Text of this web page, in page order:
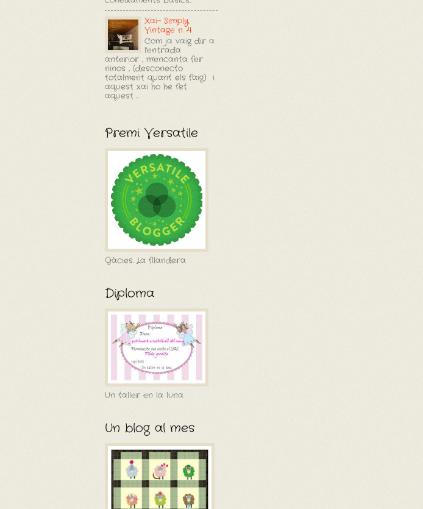
Xai- Simply
Vintage n. 4
Com ja vaig dir a
l'entrada
anterior , m'encanta fer
ninos , (desconecto
totalment quant els faig) i
aquest xai ho he fet
aquest ...
Premi Versatile
Gàcies. La filandera
Diploma
Un taller en la luna
Un blog al mes